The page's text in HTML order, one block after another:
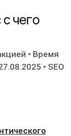
чего
• Время
• SEO